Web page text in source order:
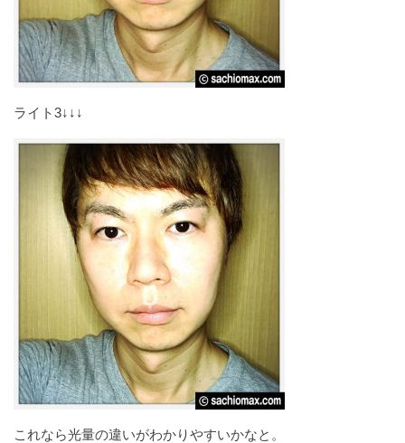
ライト3↓↓↓
これなら光量の違いがわかりやすいかなと。